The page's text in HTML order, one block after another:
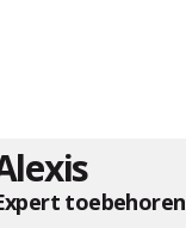
toebehoren